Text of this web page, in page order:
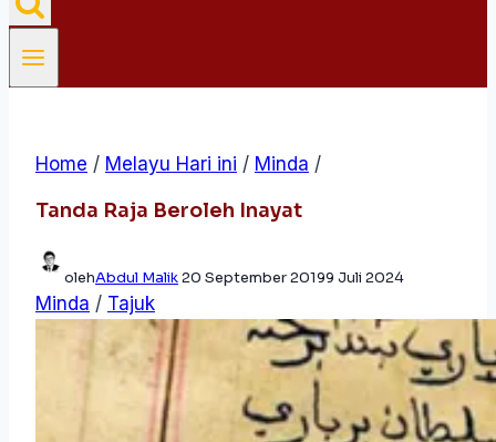
Home / Melayu Hari ini / Minda /
Tanda Raja Beroleh Inayat
olehAbdul Malik20 September 20199 Juli 2024
Minda / Tajuk